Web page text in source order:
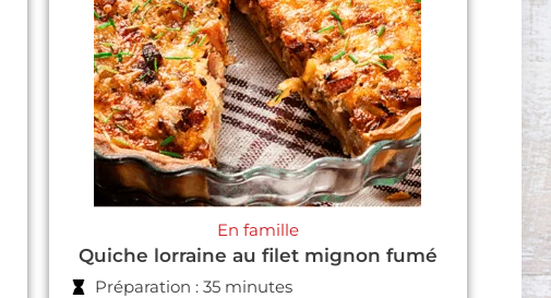
En famille
Quiche lorraine au filet mignon fumé
Préparation : 35 minutes